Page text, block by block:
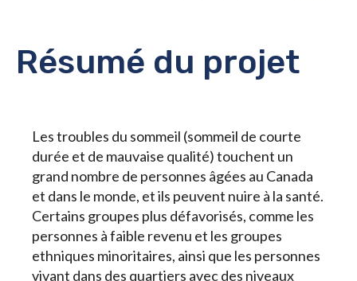
Résumé du projet
Les troubles du sommeil (sommeil de courte
durée et de mauvaise qualité) touchent un
grand nombre de personnes âgées au Canada
et dans le monde, et ils peuvent nuire à la santé.
Certains groupes plus défavorisés, comme les
personnes à faible revenu et les groupes
ethniques minoritaires, ainsi que les personnes
vivant dans des quartiers avec des niveaux